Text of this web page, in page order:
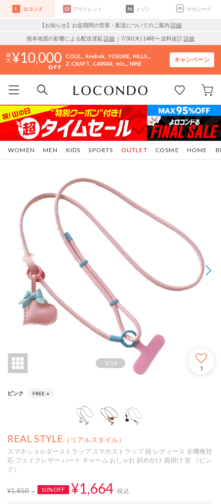
ロコンド アウトレット メゾン マガシーク
【お知らせ】お盆期間の営業・配送についてのご案内 詳細
熊本地震の影響による配送遅延 詳細 ｜7/30 (木) 14時〜 送料改訂詳細
10,000 COLE.. Reebok YOSUKE HILLS..
Z-CRAFT CAWAII mis.. NIKE
キャンペーン
WOMEN MEN KIDS SPORTS COSME HOME
OUTLET
1 /14
1
ピンク FREE ○
REAL STYLE （リアルスタイル）
スマホショルダーストラップ スマホストラップ 紐 レディース 全機種対
応 フェイクレザー ハート チャーム おしゃれ 斜めがけ 肩掛け 首 （ピン
ク）
¥1,850 10%OFF ¥1,664 税込